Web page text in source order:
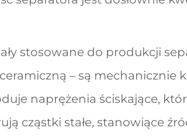
stosowane do produkcji
– są mechanicznie
naprężenia ściskające,
cząstki stałe, stanowiące